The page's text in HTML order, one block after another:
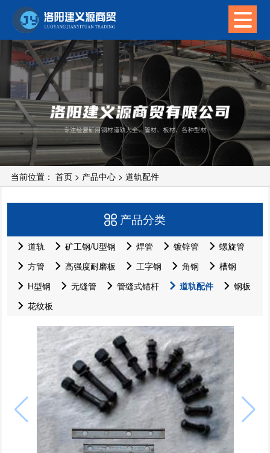
当前位置： 首页> 产品中心> 道轨配件
产品分类
道轨 矿工钢/U型钢 焊管 镀锌管
螺旋管
方管
高强度耐磨板 工字钢 角钢
槽钢
H型钢
无缝管 管缝式锚杆 道轨配件
钢板
花纹板